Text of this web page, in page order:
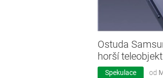
Ostuda
horší
Spekulace od